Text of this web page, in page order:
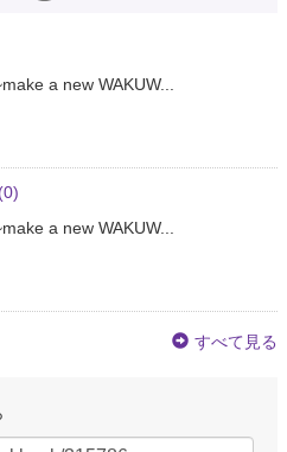
a new WAKUW...
(0)
a new WAKUW...
すべて見る